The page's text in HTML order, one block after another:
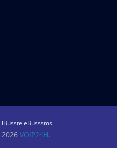
BussteleBusssms
VOIP24H.